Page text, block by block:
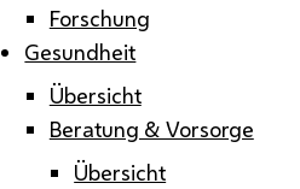
Forschung
Gesundheit
Übersicht
Beratung & Vorsorge
Übersicht